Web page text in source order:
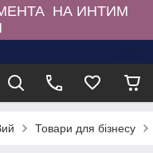
НА ИНТИМ
Товари для бізнесу